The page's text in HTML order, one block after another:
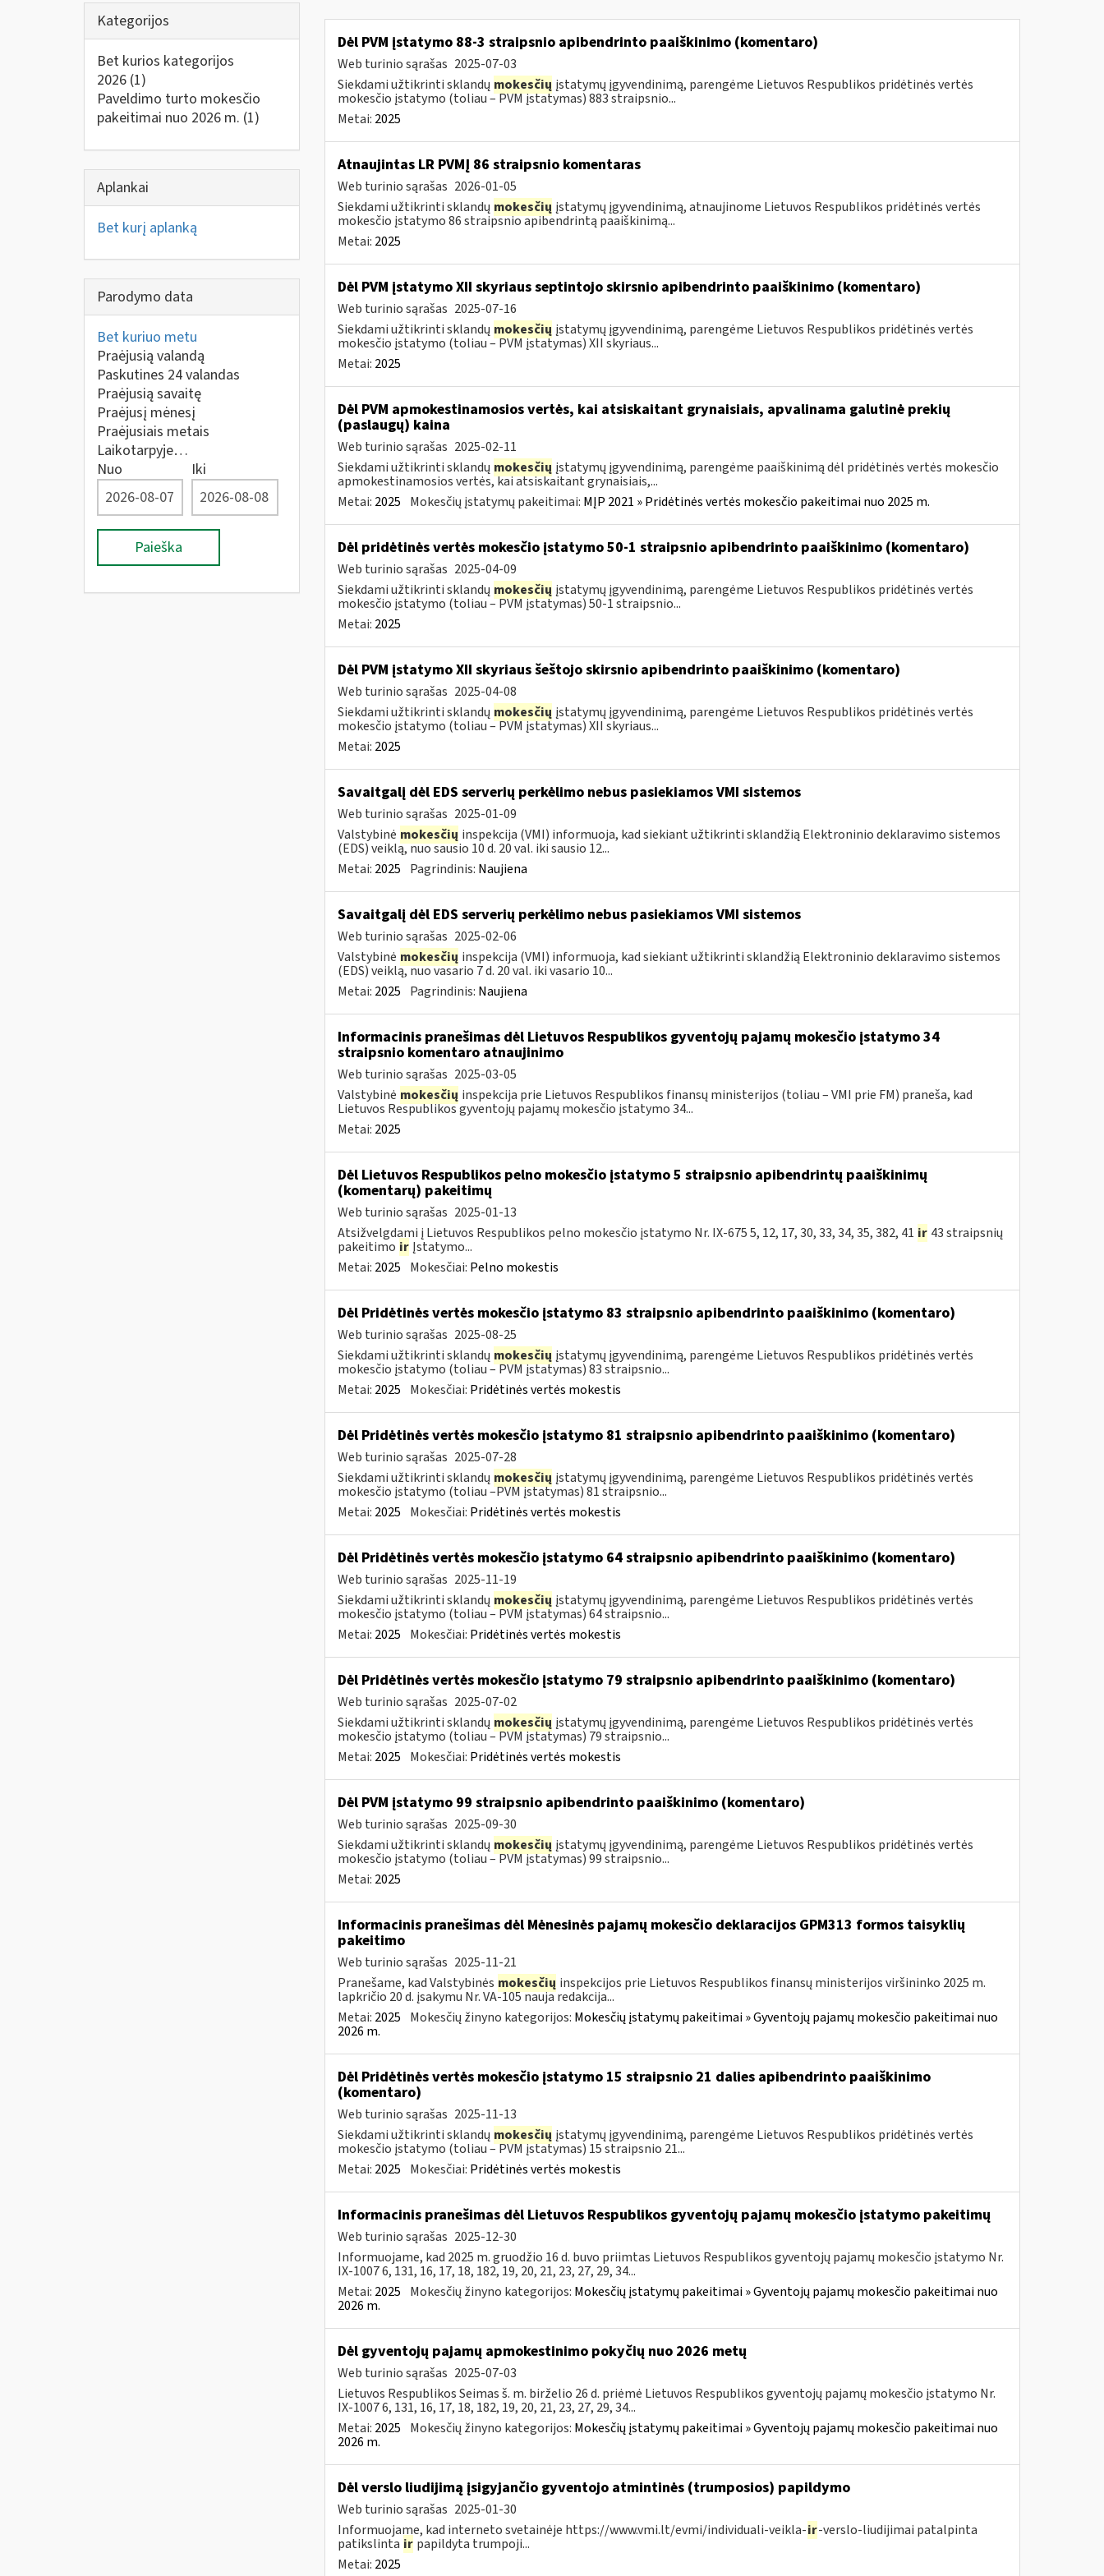
Kategorijos
Bet kurios kategorijos
2026 (1)
Paveldimo turto mokesčio
pakeitimai nuo 2026 m. (1)
Aplankai
Bet kurį aplanką
Parodymo data
Bet kuriuo metu
Praėjusią valandą
Paskutines 24 valandas
Praėjusią savaitę
Praėjusį mėnesį
Praėjusiais metais
Laikotarpyje…
Nuo
Iki
Paieška
Dėl PVM įstatymo 88-3 straipsnio apibendrinto paaiškinimo (komentaro)
Web turinio sąrašas 2025-07-03
Siekdami užtikrinti sklandų mokesčių įstatymų įgyvendinimą, parengėme Lietuvos Respublikos pridėtinės vertės
mokesčio įstatymo (toliau – PVM įstatymas) 883 straipsnio...
Metai: 2025
Atnaujintas LR PVMĮ 86 straipsnio komentaras
Web turinio sąrašas 2026-01-05
Siekdami užtikrinti sklandų mokesčių įstatymų įgyvendinimą, atnaujinome Lietuvos Respublikos pridėtinės vertės
mokesčio įstatymo 86 straipsnio apibendrintą paaiškinimą...
Metai: 2025
Dėl PVM įstatymo XII skyriaus septintojo skirsnio apibendrinto paaiškinimo (komentaro)
Web turinio sąrašas 2025-07-16
Siekdami užtikrinti sklandų mokesčių įstatymų įgyvendinimą, parengėme Lietuvos Respublikos pridėtinės vertės
mokesčio įstatymo (toliau – PVM įstatymas) XII skyriaus...
Metai: 2025
Dėl PVM apmokestinamosios vertės, kai atsiskaitant grynaisiais, apvalinama galutinė prekių
(paslaugų) kaina
Web turinio sąrašas 2025-02-11
Siekdami užtikrinti sklandų mokesčių įstatymų įgyvendinimą, parengėme paaiškinimą dėl pridėtinės vertės mokesčio
apmokestinamosios vertės, kai atsiskaitant grynaisiais,...
Metai: 2025 Mokesčių įstatymų pakeitimai: MĮP 2021 » Pridėtinės vertės mokesčio pakeitimai nuo 2025 m.
Dėl pridėtinės vertės mokesčio įstatymo 50-1 straipsnio apibendrinto paaiškinimo (komentaro)
Web turinio sąrašas 2025-04-09
Siekdami užtikrinti sklandų mokesčių įstatymų įgyvendinimą, parengėme Lietuvos Respublikos pridėtinės vertės
mokesčio įstatymo (toliau – PVM įstatymas) 50-1 straipsnio...
Metai: 2025
Dėl PVM įstatymo XII skyriaus šeštojo skirsnio apibendrinto paaiškinimo (komentaro)
Web turinio sąrašas 2025-04-08
Siekdami užtikrinti sklandų mokesčių įstatymų įgyvendinimą, parengėme Lietuvos Respublikos pridėtinės vertės
mokesčio įstatymo (toliau – PVM įstatymas) XII skyriaus...
Metai: 2025
Savaitgalį dėl EDS serverių perkėlimo nebus pasiekiamos VMI sistemos
Web turinio sąrašas 2025-01-09
Valstybinė mokesčių inspekcija (VMI) informuoja, kad siekiant užtikrinti sklandžią Elektroninio deklaravimo sistemos
(EDS) veiklą, nuo sausio 10 d. 20 val. iki sausio 12...
Metai: 2025 Pagrindinis: Naujiena
Savaitgalį dėl EDS serverių perkėlimo nebus pasiekiamos VMI sistemos
Web turinio sąrašas 2025-02-06
Valstybinė mokesčių inspekcija (VMI) informuoja, kad siekiant užtikrinti sklandžią Elektroninio deklaravimo sistemos
(EDS) veiklą, nuo vasario 7 d. 20 val. iki vasario 10...
Metai: 2025 Pagrindinis: Naujiena
Informacinis pranešimas dėl Lietuvos Respublikos gyventojų pajamų mokesčio įstatymo 34
straipsnio komentaro atnaujinimo
Web turinio sąrašas 2025-03-05
Valstybinė mokesčių inspekcija prie Lietuvos Respublikos finansų ministerijos (toliau – VMI prie FM) praneša, kad
Lietuvos Respublikos gyventojų pajamų mokesčio įstatymo 34...
Metai: 2025
Dėl Lietuvos Respublikos pelno mokesčio įstatymo 5 straipsnio apibendrintų paaiškinimų
(komentarų) pakeitimų
Web turinio sąrašas 2025-01-13
Atsižvelgdami į Lietuvos Respublikos pelno mokesčio įstatymo Nr. IX-675 5, 12, 17, 30, 33, 34, 35, 382, 41 ir 43 straipsnių
pakeitimo ir Įstatymo...
Metai: 2025 Mokesčiai: Pelno mokestis
Dėl Pridėtinės vertės mokesčio įstatymo 83 straipsnio apibendrinto paaiškinimo (komentaro)
Web turinio sąrašas 2025-08-25
Siekdami užtikrinti sklandų mokesčių įstatymų įgyvendinimą, parengėme Lietuvos Respublikos pridėtinės vertės
mokesčio įstatymo (toliau – PVM įstatymas) 83 straipsnio...
Metai: 2025 Mokesčiai: Pridėtinės vertės mokestis
Dėl Pridėtinės vertės mokesčio įstatymo 81 straipsnio apibendrinto paaiškinimo (komentaro)
Web turinio sąrašas 2025-07-28
Siekdami užtikrinti sklandų mokesčių įstatymų įgyvendinimą, parengėme Lietuvos Respublikos pridėtinės vertės
mokesčio įstatymo (toliau –PVM įstatymas) 81 straipsnio...
Metai: 2025 Mokesčiai: Pridėtinės vertės mokestis
Dėl Pridėtinės vertės mokesčio įstatymo 64 straipsnio apibendrinto paaiškinimo (komentaro)
Web turinio sąrašas 2025-11-19
Siekdami užtikrinti sklandų mokesčių įstatymų įgyvendinimą, parengėme Lietuvos Respublikos pridėtinės vertės
mokesčio įstatymo (toliau – PVM įstatymas) 64 straipsnio...
Metai: 2025 Mokesčiai: Pridėtinės vertės mokestis
Dėl Pridėtinės vertės mokesčio įstatymo 79 straipsnio apibendrinto paaiškinimo (komentaro)
Web turinio sąrašas 2025-07-02
Siekdami užtikrinti sklandų mokesčių įstatymų įgyvendinimą, parengėme Lietuvos Respublikos pridėtinės vertės
mokesčio įstatymo (toliau – PVM įstatymas) 79 straipsnio...
Metai: 2025 Mokesčiai: Pridėtinės vertės mokestis
Dėl PVM įstatymo 99 straipsnio apibendrinto paaiškinimo (komentaro)
Web turinio sąrašas 2025-09-30
Siekdami užtikrinti sklandų mokesčių įstatymų įgyvendinimą, parengėme Lietuvos Respublikos pridėtinės vertės
mokesčio įstatymo (toliau – PVM įstatymas) 99 straipsnio...
Metai: 2025
Informacinis pranešimas dėl Mėnesinės pajamų mokesčio deklaracijos GPM313 formos taisyklių
pakeitimo
Web turinio sąrašas 2025-11-21
Pranešame, kad Valstybinės mokesčių inspekcijos prie Lietuvos Respublikos finansų ministerijos viršininko 2025 m.
lapkričio 20 d. įsakymu Nr. VA-105 nauja redakcija...
Metai: 2025 Mokesčių žinyno kategorijos: Mokesčių įstatymų pakeitimai » Gyventojų pajamų mokesčio pakeitimai nuo
2026 m.
Dėl Pridėtinės vertės mokesčio įstatymo 15 straipsnio 21 dalies apibendrinto paaiškinimo
(komentaro)
Web turinio sąrašas 2025-11-13
Siekdami užtikrinti sklandų mokesčių įstatymų įgyvendinimą, parengėme Lietuvos Respublikos pridėtinės vertės
mokesčio įstatymo (toliau – PVM įstatymas) 15 straipsnio 21...
Metai: 2025 Mokesčiai: Pridėtinės vertės mokestis
Informacinis pranešimas dėl Lietuvos Respublikos gyventojų pajamų mokesčio įstatymo pakeitimų
Web turinio sąrašas 2025-12-30
Informuojame, kad 2025 m. gruodžio 16 d. buvo priimtas Lietuvos Respublikos gyventojų pajamų mokesčio įstatymo Nr.
IX-1007 6, 131, 16, 17, 18, 182, 19, 20, 21, 23, 27, 29, 34...
Metai: 2025 Mokesčių žinyno kategorijos: Mokesčių įstatymų pakeitimai » Gyventojų pajamų mokesčio pakeitimai nuo
2026 m.
Dėl gyventojų pajamų apmokestinimo pokyčių nuo 2026 metų
Web turinio sąrašas 2025-07-03
Lietuvos Respublikos Seimas š. m. birželio 26 d. priėmė Lietuvos Respublikos gyventojų pajamų mokesčio įstatymo Nr.
IX-1007 6, 131, 16, 17, 18, 182, 19, 20, 21, 23, 27, 29, 34...
Metai: 2025 Mokesčių žinyno kategorijos: Mokesčių įstatymų pakeitimai » Gyventojų pajamų mokesčio pakeitimai nuo
2026 m.
Dėl verslo liudijimą įsigyjančio gyventojo atmintinės (trumposios) papildymo
Web turinio sąrašas 2025-01-30
Informuojame, kad interneto svetainėje https://www.vmi.lt/evmi/individuali-veikla-ir-verslo-liudijimai patalpinta
patikslinta ir papildyta trumpoji...
Metai: 2025